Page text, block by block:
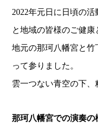
2022年元日に日頃の
と地域の皆様のご健康
地元の那珂八幡宮と
って参りました。
雲一つない青空の下、
那珂八幡宮での演奏の